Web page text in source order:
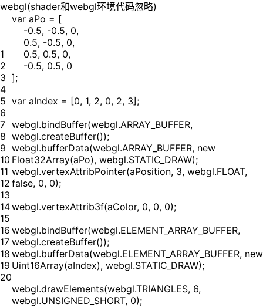
webgl(shader和webgl环境代码忽略)
1
2
3
4
5
6
7
8
9
10
11
12
13
14
15
16
17
18
19
20
var aPo = [
-0.5, -0.5, 0,
0.5, -0.5, 0,
0.5, 0.5, 0,
-0.5, 0.5, 0
];
var aIndex = [0, 1, 2, 0, 2, 3];
webgl.bindBuffer(webgl.ARRAY_BUFFER,
webgl.createBuffer());
webgl.bufferData(webgl.ARRAY_BUFFER, new
Float32Array(aPo), webgl.STATIC_DRAW);
webgl.vertexAttribPointer(aPosition, 3, webgl.FLOAT,
false, 0, 0);
webgl.vertexAttrib3f(aColor, 0, 0, 0);
webgl.bindBuffer(webgl.ELEMENT_ARRAY_BUFFER,
webgl.createBuffer());
webgl.bufferData(webgl.ELEMENT_ARRAY_BUFFER, new
Uint16Array(aIndex), webgl.STATIC_DRAW);
webgl.drawElements(webgl.TRIANGLES, 6,
webgl.UNSIGNED_SHORT, 0);